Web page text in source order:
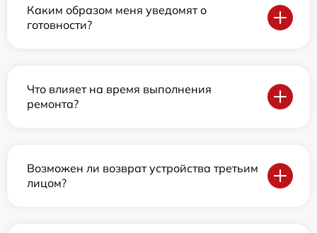
Каким образом меня уведомят о
готовности?
Что влияет на время выполнения
ремонта?
Возможен ли возврат устройства третьим
лицом?